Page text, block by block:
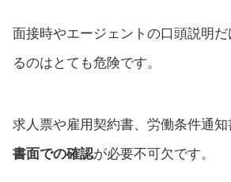
面接時やエージェントの口頭説明
るのはとても危険です。
求人票や雇用契約書、労働条件通知
書面での確認が必要不可欠です。